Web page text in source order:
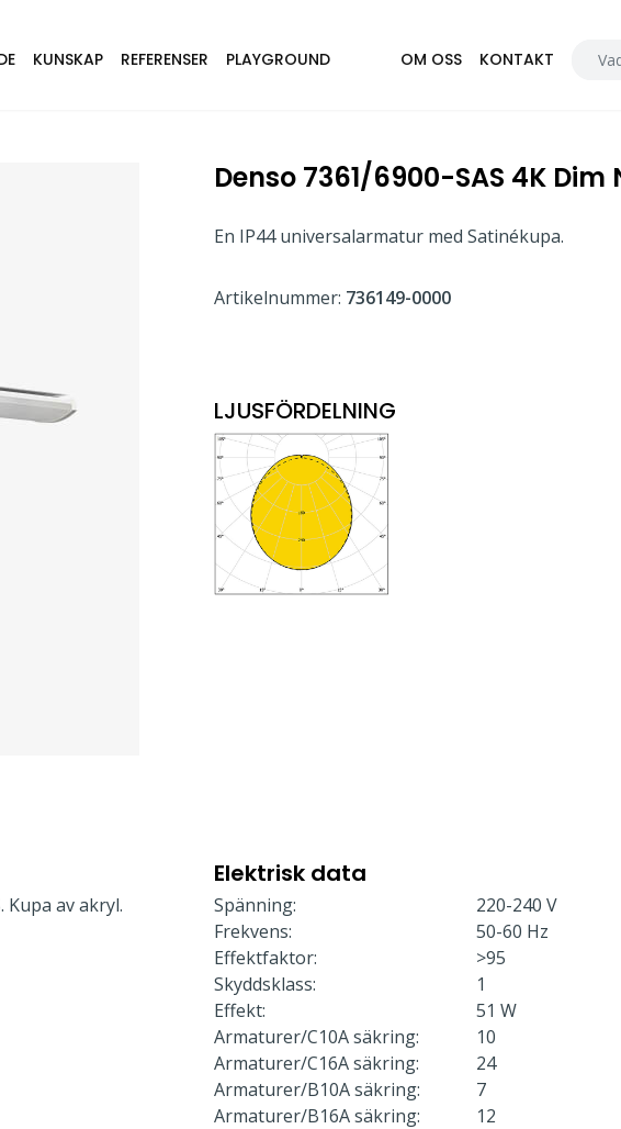
KUNSKAP REFERENSER PLAYGROUND OM OSS KONTAKT
Denso 7361/6900-SAS 4K Dim
En IP44 universalarmatur med Satinékupa.
Artikelnummer: 736149-0000
LJUSFÖRDELNING
Kupa av akryl.
Elektrisk data
Spänning:
220-240 V
Frekvens:
50-60 Hz
Effektfaktor:
>95
Skyddsklass:
1
Effekt:
51 W
Armaturer/C10A säkring:
10
Armaturer/C16A säkring:
24
Armaturer/B10A säkring:
7
Armaturer/B16A säkring:
12